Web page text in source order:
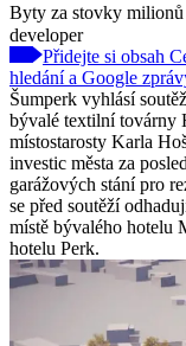
Byty za stovky milionů
developer
Přidejte si obsah
hledání a Google
Šumperk vyhlásí
bývalé textilní továrny
místostarosty Karla
investic města za
garážových stání pro
se před soutěží
místě bývalého hotelu
hotelu Perk.